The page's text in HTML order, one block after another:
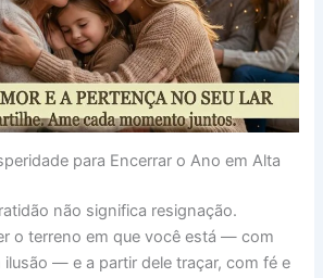
para Encerrar o Ano em Alta
não significa resignação.
o terreno em que você está — com
— e a partir dele traçar, com fé e